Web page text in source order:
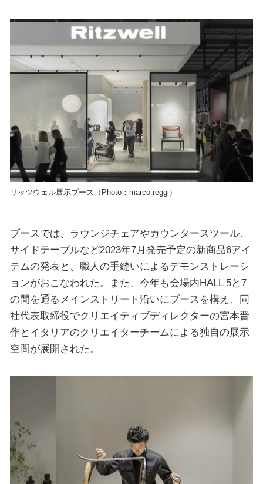
リッツウェル展示ブース（Photo：marco reggi）
ブースでは、ラウンジチェアやカウンタースツール、
サイドテーブルなど2023年7月発売予定の新商品6アイ
テムの発表と、職人の手縫いによるデモンストレーシ
ョンがおこなわれた。また、今年も会場内HALL 5と7
の間を通るメインストリート沿いにブースを構え、同
社代表取締役でクリエイティブディレクターの宮本晋
作とイタリアのクリエイターチームによる独自の展示
空間が展開された。